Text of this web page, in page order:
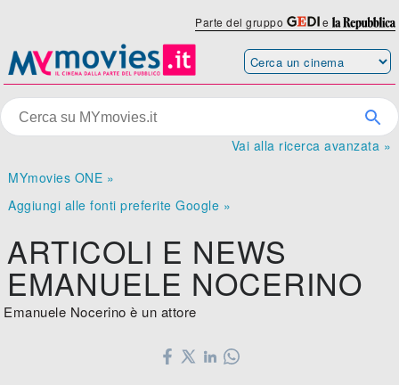
Parte del gruppo e
Vai alla ricerca avanzata »
MYmovies ONE »
Aggiungi alle fonti preferite Google »
ARTICOLI E NEWS
EMANUELE NOCERINO
Emanuele Nocerino è un attore